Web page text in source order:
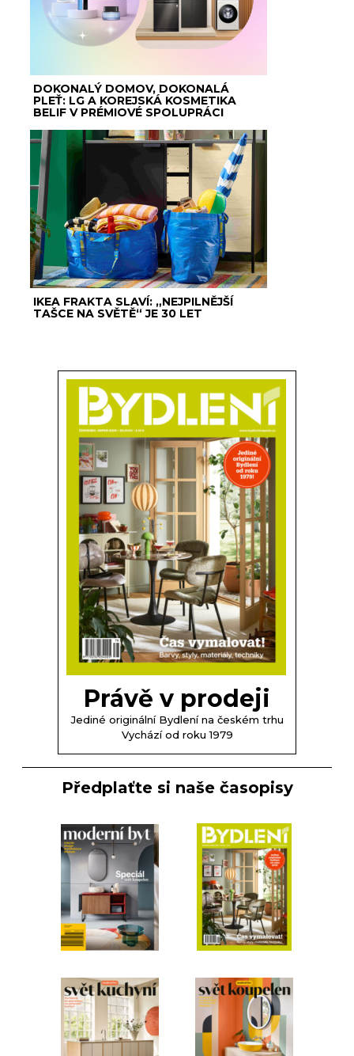
DOKONALÝ DOMOV, DOKONALÁ
PLEŤ: LG A KOREJSKÁ KOSMETIKA
BELIF V PRÉMIOVÉ SPOLUPRÁCI
IKEA FRAKTA SLAVÍ: „NEJPILNĚJŠÍ
TAŠCE NA SVĚTĚ“ JE 30 LET
Právě v prodeji
Jediné originální Bydlení na českém trhu
Vychází od roku 1979
Předplaťte si naše časopisy